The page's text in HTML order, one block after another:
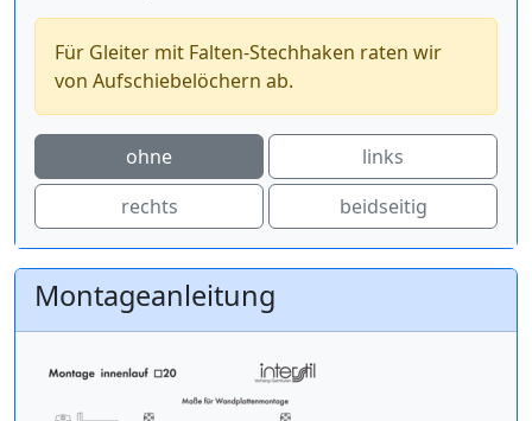
Für Gleiter mit Falten-Stechhaken raten wir
von Aufschiebelöchern ab.
ohne
links
rechts
beidseitig
Montageanleitung